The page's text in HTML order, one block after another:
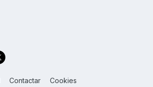
Contactar Cookies